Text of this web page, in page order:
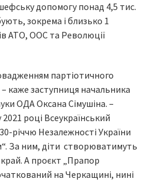
допомогу понад 4,5 тис.
зокрема і близько 1
АТО, ООС та Революції
партіотичного
– каже заступниця начальника
ОДА Оксана Сімушіна. –
році Всеукраїнський
річчю Незалежності України
За ним, діти створюватимуть
А проєкт „Прапор
на Черкащині, нині